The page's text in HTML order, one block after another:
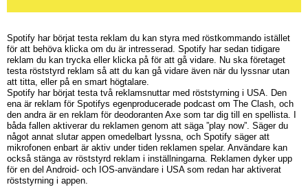
Spotify har börjat testa reklam du kan styra med röstkommando istället
för att behöva klicka om du är intresserad. Spotify har sedan tidigare
reklam du kan trycka eller klicka på för att gå vidare. Nu ska företaget
testa röststyrd reklam så att du kan gå vidare även när du lyssnar utan
att titta, eller på en smart högtalare.
Spotify har börjat testa två reklamsnuttar med röststyrning i USA. Den
ena är reklam för Spotifys egenproducerade podcast om The Clash, och
den andra är en reklam för deodoranten Axe som tar dig till en spellista. I
båda fallen aktiverar du reklamen genom att säga ”play now”. Säger du
något annat slutar appen omedelbart lyssna, och Spotify säger att
mikrofonen enbart är aktiv under tiden reklamen spelar. Användare kan
också stänga av röststyrd reklam i inställningarna. Reklamen dyker upp
för en del Android- och IOS-användare i USA som redan har aktiverat
röststyrning i appen.